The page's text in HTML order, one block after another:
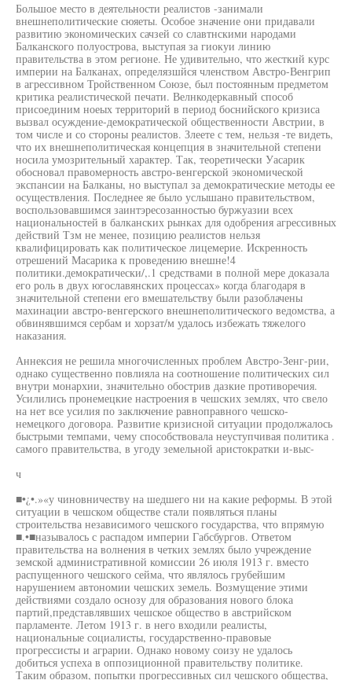
Большое место в деятельности реалистов -занимали
внешнеполитические сюяеты. Особое значение они придавали
развитию экономических сачзей со славтнскими народами
Балканского полуострова, выступая за гиокуи линию
правительства в этом регионе. Не удивительно, что жесткий курс
империи на Балканах, определязшйся членством Австро-Венгрип
в агрессивном Тройственном Союзе, был постоянным предметом
критика реалистической печати. Велнкодеркавный способ
присоединим ноеых территорий в период боснийского кризиса
вызвал осуждение-демократической общественности Австрии, в
том числе и со стороны реалистов. Злеете с тем, нельзя -те видеть,
что их внешнеполитическая концепция в значительной степени
носила умозрительный характер. Так, теоретически Уасарик
обосновал правомерность австро-венгерской экономической
экспансии на Балканы, но выступал за демократические методы ее
осуществления. Последнее яе было услышано правительством,
воспользовавшимся заинтэресозанностью буржуазии всех
национальностей в балканских рынках для одобрения агрессивных
действий Тзм не менее, позицию реалистов нельзя
квалифицировать как политическое лицемерие. Искренность
отрешений Масарика к проведению внешне!4
политики.демократически/,.1 средствами в полной мере доказала
его роль в двух югославянских процессах» когда благодаря в
значительной степени его вмешательству были разоблачены
махинации австро-венгерского внешнеполитического ведомства, а
обвинявшимся сербам и хорзат/м удалось избежать тяжелого
наказания.
Аннексия не решила многочисленных проблем Австро-Зенг-рии,
однако существенно повлияла на соотношение политических сил
внутри монархии, значительно обострив дазкие противоречия.
Усилились пронемецкие настроения в чешских землях, что свело
на нет все усилия по заключение равноправного чешско-
немецкого договора. Развитие кризисной ситуации продолжалось
быстрыми темпами, чему способствовала неуступчивая политика .
самого правительства, в угоду земельной аристократки и-выс-
ч
■•¿•.»«у чиновничеству на шедшего ни на какие реформы. В этой
ситуации в чешском обществе стали появляться планы
строительства независимого чешского государства, что впрямую
■.•■называлось с распадом империи Габсбургов. Ответом
правительства на волнения в четких землях было учреждение
земской административной комиссии 26 июля 1913 г. вместо
распущенного чешского сейма, что являлось грубейшим
нарушением автономии чешских земель. Возмущение этими
действиями создало оснозу для образования нового блока
партий,представлявших чешское общество в австрийском
парламенте. Летом 1913 г. в него входили реалисты,
национальные социалисты, государственно-правовые
прогрессисты и аграрии. Однако новому соизу не удалось
добиться успеха в оппозиционной правительству политике.
Таким образом, попытки прогрессивных сил чешского общества,